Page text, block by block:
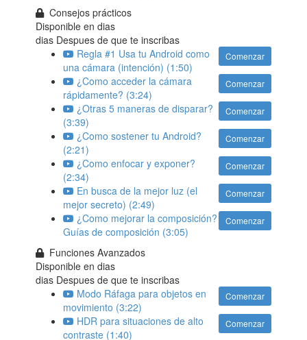
Consejos prácticos
Disponible endias
dias Despues de que te inscribas
Comenzar
Regla #1 Usa tu Android como
una cámara (intención) (1:50)
Comenzar
¿Como acceder la cámara
rápidamente? (3:24)
Comenzar
¿Otras 5 maneras de disparar?
(3:39)
Comenzar
¿Como sostener tu Android?
(2:21)
Comenzar
¿Como enfocar y exponer?
(2:34)
Comenzar
En busca de la mejor luz (el
mejor secreto) (2:49)
Comenzar
¿Como mejorar la composición?
Guías de composición (3:05)
Funciones Avanzados
Disponible endias
dias Despues de que te inscribas
Comenzar
Modo Ráfaga para objetos en
movimiento (3:22)
Comenzar
HDR para situaciones de alto
contraste (1:40)